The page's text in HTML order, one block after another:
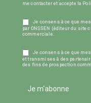
me contacter et accepte la
Je consens à ce que
par ONSSEN (éditeur du site
commerciale.
Je consens à ce que
et transmises à des
des fins de prospection
Je m'abonne